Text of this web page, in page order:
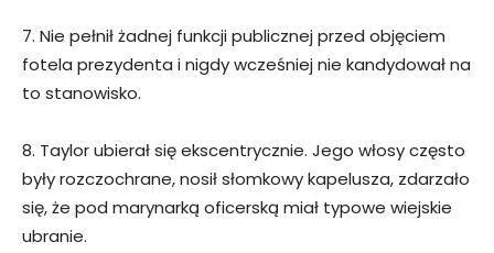
7. Nie pełnił żadnej funkcji publicznej przed objęciem
fotela prezydenta i nigdy wcześniej nie kandydował na
to stanowisko.
8. Taylor ubierał się ekscentrycznie. Jego włosy często
były rozczochrane, nosił słomkowy kapelusza, zdarzało
się, że pod marynarką oficerską miał typowe wiejskie
ubranie.